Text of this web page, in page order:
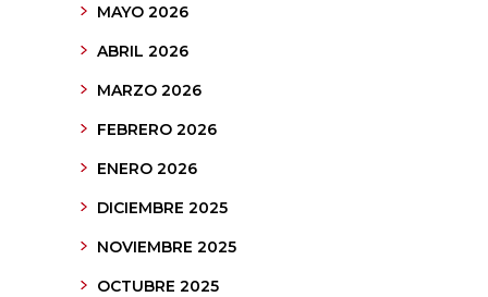
MAYO 2026
ABRIL 2026
MARZO 2026
FEBRERO 2026
ENERO 2026
DICIEMBRE 2025
NOVIEMBRE 2025
OCTUBRE 2025